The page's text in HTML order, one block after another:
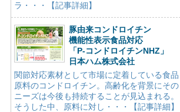
ラ・・・【記事詳細】
豚由来コンドロイチン
機能性表示食品対応
「P-コンドロイチンNHZ」
日本ハム株式会社
関節対応素材として市場に定着している食品
原料のコンドロイチン。高齢化を背景にその
ニーズは今後も持続することが見込まれる。
そうした中、原料に対し・・・【記事詳細】